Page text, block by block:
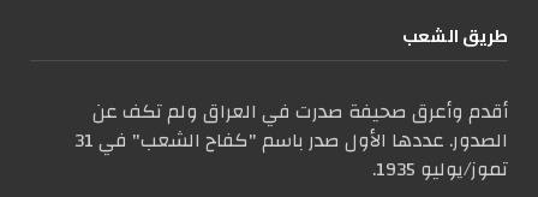
طریق الشعب
أقدم وأعرق صحيفة صدرت في العراق ولم تكف عن
الصدور. عددها الأول صدر باسم "كفاح الشعب" في 31
تموز/يوليو 1935.